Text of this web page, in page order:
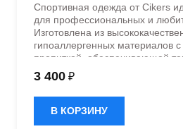
Спортивная одежда от Cikers
для профессиональных и
Изготовлена из
гипоаллергенных материалов с
пропиткой, обеспечивающей
быстрое влагоотведение.
эластичностью в 5
дизайном.
3 400 ₽
В КОРЗИНУ